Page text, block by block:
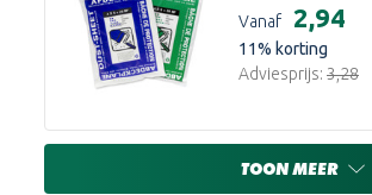
Vanaf
€2,94
11% korting
Adviesprijs: €3,28
TOON MEER